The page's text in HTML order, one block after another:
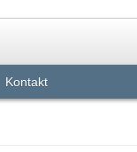
Kontakt